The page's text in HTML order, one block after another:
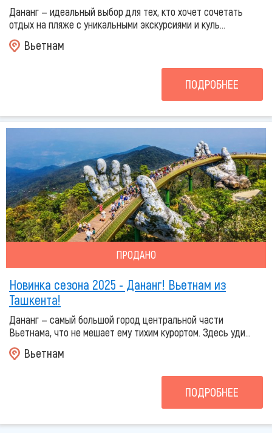
Дананг — идеальный выбор для тех, кто хочет сочетать
отдых на пляже с уникальными экскурсиями и куль...
Вьетнам
ПОДРОБНЕЕ
ПРОДАНО
Новинка сезона 2025 - Дананг! Вьетнам из
Ташкента!
Дананг — самый большой город центральной части
Вьетнама, что не мешает ему тихим курортом. Здесь уди...
Вьетнам
ПОДРОБНЕЕ